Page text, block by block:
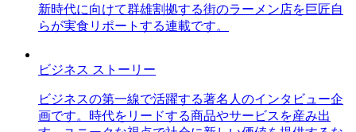
新時代に向けて群雄割拠する街のラーメン店を巨匠自
らが実食リポートする連載です。
ビジネス ストーリー
ビジネスの第一線で活躍する著名人のインタビュー企
画です。時代をリードする商品やサービスを産み出